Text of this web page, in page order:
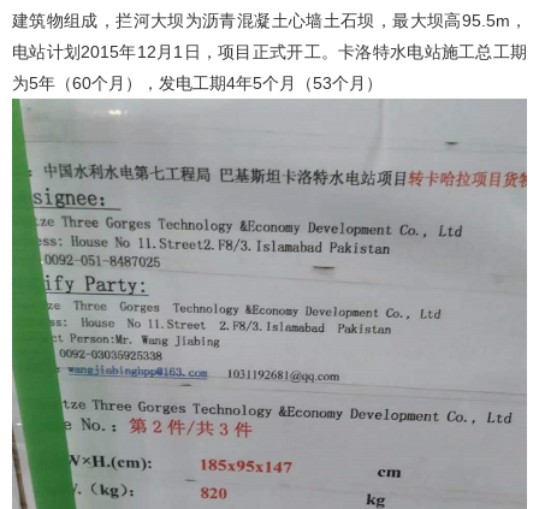
建筑物组成，拦河大坝为沥青混凝土心墙土石坝，最大坝高95.5m，
电站计划2015年12月1日，项目正式开工。卡洛特水电站施工总工期
为5年（60个月），发电工期4年5个月（53个月）